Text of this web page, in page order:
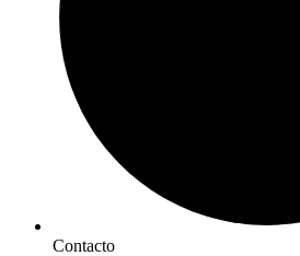
Contacto